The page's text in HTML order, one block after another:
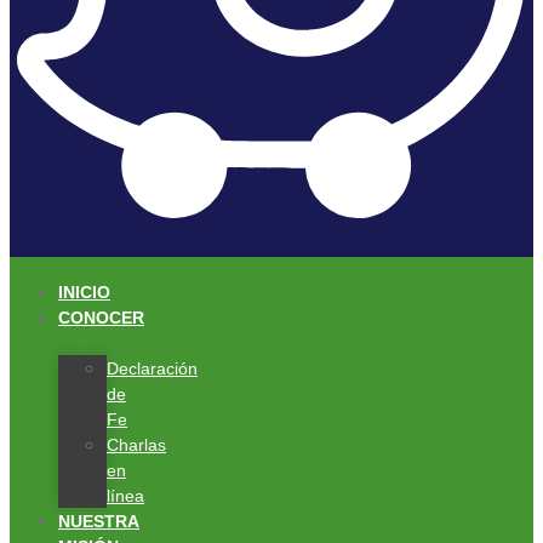
INICIO
CONOCER
Declaración
de
Fe
Charlas
en
línea
NUESTRA